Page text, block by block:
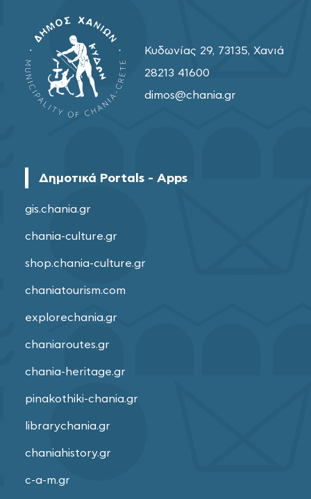
Κυδωνίας 29, 73135, Χανιά
28213 41600
dimos@chania.gr
Δημοτικά Portals - Apps
gis.chania.gr
chania-culture.gr
shop.chania-culture.gr
chaniatourism.com
explorechania.gr
chaniaroutes.gr
chania-heritage.gr
pinakothiki-chania.gr
librarychania.gr
chaniahistory.gr
c-a-m.gr